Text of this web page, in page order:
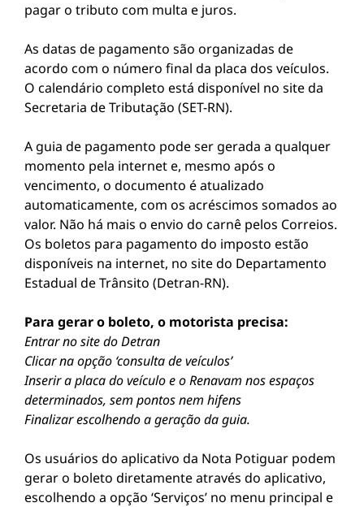
pagar o tributo com multa e juros.
As datas de pagamento são organizadas de
acordo com o número final da placa dos veículos.
O calendário completo está disponível no site da
Secretaria de Tributação (SET-RN).
A guia de pagamento pode ser gerada a qualquer
momento pela internet e, mesmo após o
vencimento, o documento é atualizado
automaticamente, com os acréscimos somados ao
valor. Não há mais o envio do carnê pelos Correios.
Os boletos para pagamento do imposto estão
disponíveis na internet, no site do Departamento
Estadual de Trânsito (Detran-RN).
Para gerar o boleto, o motorista precisa:
Entrar no site do Detran
Clicar na opção ‘consulta de veículos’
Inserir a placa do veículo e o Renavam nos espaços
determinados, sem pontos nem hifens
Finalizar escolhendo a geração da guia.
Os usuários do aplicativo da Nota Potiguar podem
gerar o boleto diretamente através do aplicativo,
escolhendo a opção ‘Serviços’ no menu principal e